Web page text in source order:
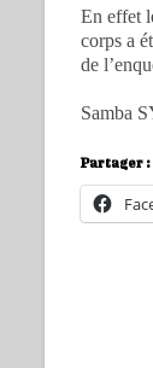
En effet
corps a
de
Samba
Partager :